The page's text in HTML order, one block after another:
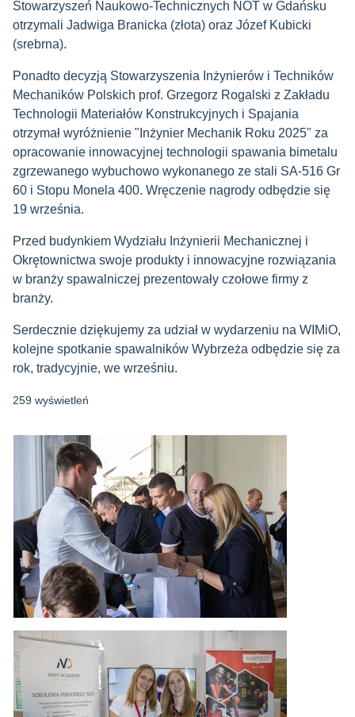
Stowarzyszeń Naukowo-Technicznych NOT w Gdańsku
otrzymali Jadwiga Branicka (złota) oraz Józef Kubicki
(srebrna).
Ponadto decyzją Stowarzyszenia Inżynierów i Techników
Mechaników Polskich prof. Grzegorz Rogalski z Zakładu
Technologii Materiałów Konstrukcyjnych i Spajania
otrzymał wyróżnienie "Inżynier Mechanik Roku 2025" za
opracowanie innowacyjnej technologii spawania bimetalu
zgrzewanego wybuchowo wykonanego ze stali SA-516 Gr
60 i Stopu Monela 400. Wręczenie nagrody odbędzie się
19 września.
Przed budynkiem Wydziału Inżynierii Mechanicznej i
Okrętownictwa swoje produkty i innowacyjne rozwiązania
w branży spawalniczej prezentowały czołowe firmy z
branży.
Serdecznie dziękujemy za udział w wydarzeniu na WIMiO,
kolejne spotkanie spawalników Wybrzeża odbędzie się za
rok, tradycyjnie, we wrześniu.
259 wyświetleń